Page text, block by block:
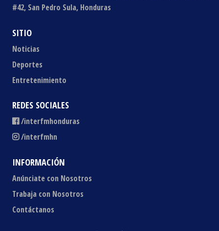
#42, San Pedro Sula, Honduras
SITIO
Noticias
Deportes
Entretenimiento
REDES SOCIALES
/interfmhonduras
/interfmhn
INFORMACIÓN
Anúnciate con Nosotros
Trabaja con Nosotros
Contáctanos